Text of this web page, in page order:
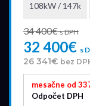
108kW / 147k
34 400€s DPH
32 400€ s
26 341€ bez
mesačne od
Odpočet DPH